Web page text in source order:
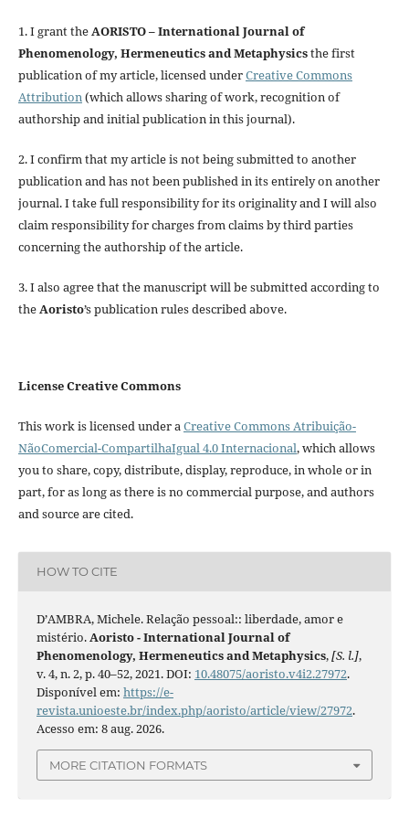
1. I grant the AORISTO – International Journal of
Phenomenology, Hermeneutics and Metaphysicsthe first
publication of my article, licensed underCreative Commons
Attribution (which allows sharing of work, recognition of
authorship and initial publication in this journal).
2. I confirm that my article is not being submitted to another
publication and has not been published in its entirely on another
journal. I take full responsibility for its originality and I will also
claim responsibility for charges from claims by third parties
concerning the authorship of the article.
3. I also agree that the manuscript will be submitted according to
theAoristo’s publication rules described above.
License Creative Commons
This work is licensed under aCreative Commons Atribuição-
NãoComercial-CompartilhaIgual 4.0 Internacional, which allows
you to share, copy, distribute, display, reproduce, in whole or in
part, for as long as there is no commercial purpose, and authors
and source are cited.
HOW TO CITE
D’AMBRA, Michele. Relação pessoal:: liberdade, amor e
mistério.Aoristo - International Journal of
Phenomenology, Hermeneutics and Metaphysics,[S. l.],
v. 4, n. 2, p. 40–52, 2021. DOI: 10.48075/aoristo.v4i2.27972.
Disponível em: https://e-
revista.unioeste.br/index.php/aoristo/article/view/27972.
Acesso em: 8 aug. 2026.
MORE CITATION FORMATS